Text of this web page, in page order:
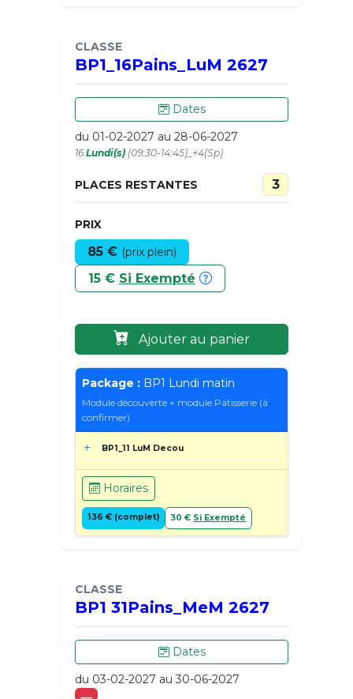
CLASSE
BP1_16Pains_LuM 2627
Dates
du 01-02-2027 au 28-06-2027
16Lundi(s) (09:30-14:45)_+4(Sp)
PLACES RESTANTES 3
PRIX
85 € (prix plein)
15 € Si Exempté
Ajouter au panier
Package : BP1 Lundi matin
Module découverte + module Pâtisserie (à
confirmer)
BP1_11 LuM Decou
Horaires
136 € (complet) 30 € Si Exempté
CLASSE
BP1 31Pains_MeM 2627
Dates
du 03-02-2027 au 30-06-2027